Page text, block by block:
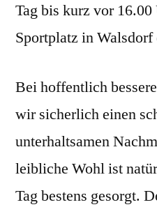
Tag bis kurz vor
Sportplatz in
Bei hoffentlich
wir sicherlich einen
unterhaltsamen
leibliche Wohl ist
Tag bestens gesorgt.